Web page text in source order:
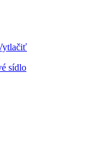
sídlo